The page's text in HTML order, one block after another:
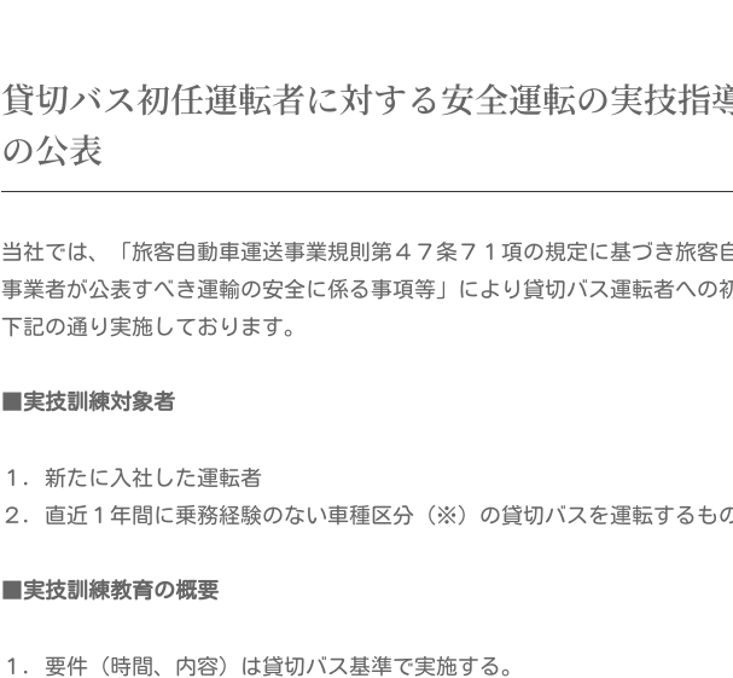
貸切バス初任運転者に対する安全運転の実技指
の公表
当社では、「旅客自動車運送事業規則第４７条７１項の規定に基づき旅客
事業者が公表すべき運輸の安全に係る事項等」により貸切バス運転者への
下記の通り実施しております。
実技訓練対象者
１．新たに入社した運転者
２．直近１年間に乗務経験のない車種区分（※）の貸切バスを運転するも
実技訓練教育の概要
１．要件（時間、内容）は貸切バス基準で実施する。